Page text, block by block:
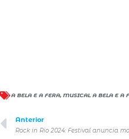
A BELA E A FERA, MUSICAL A BELA E A
Anterior